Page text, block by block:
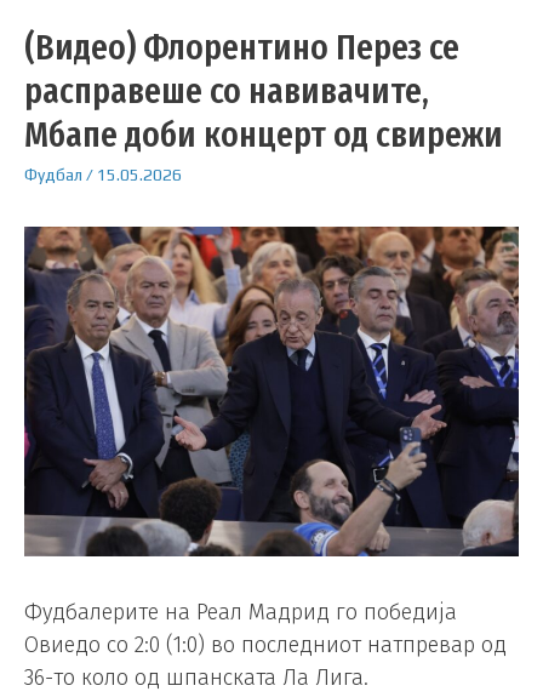
(Видео) Флорентино Перез се
расправеше со навивачите,
Мбапе доби концерт од свирежи
Фудбал / 15.05.2026
Фудбалерите на Реал Мадрид го победија
Овиедо со 2:0 (1:0) во последниот натпревар од
36-то коло од шпанската Ла Лига.